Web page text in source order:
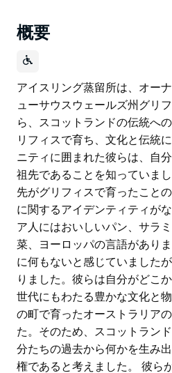
概要
アイスリング蒸留所は、オー
ューサウスウェールズ州グリ
ら、スコットランドの伝統へ
リフィスで育ち、文化と伝統
ニティに囲まれた彼らは、自
祖先であることを知っていま
先がグリフィスで育ったこと
に関するアイデンティティが
ア人にはおいしいパン、サラ
菜、ヨーロッパの言語があり
に何もないと感じていました
りました。彼らは自分がどこ
世代にもわたる豊かな文化と
の町で育ったオーストラリア
た。そのため、スコットラン
分たちの過去から何かを生み
権であると考えました。 彼ら